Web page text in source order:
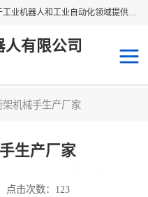
东莞市久伍智能科技有限公司是一家致力于工业机器人和工业自动化领域提供坐标机 械手解决方案的民族品牌企业。 本公司产品包括自动上下料机械手、多轴机械手、直线电机、精密定位滑台、线性滑台、重型模组、地轨等高精密传动组件。公司集设计，研发，制造及销售于一体的高科技企业。 将持续创新，更加专注于线性传动技术与产品研发，为您提供更、精密、可靠的产品与 技术，为中国自动化核心零部件做出贡献。
有限公司
架机械手生产厂家
生产厂家
点击次数：123
龙门桁架
机器人机械手